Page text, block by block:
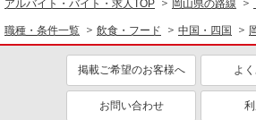
岡山県岡山市南区山
キープ
株式会社ニッコクトラスト 小橋工業（2921
アルバイト・バイト・求人TOP 岡山県の路線
職種・条件一覧 飲食・フード 中国・四国
掲載ご希望のお客様へ よ
お問い合わせ